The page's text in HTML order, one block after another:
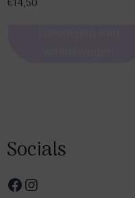
Socials
Facebook
Instagram